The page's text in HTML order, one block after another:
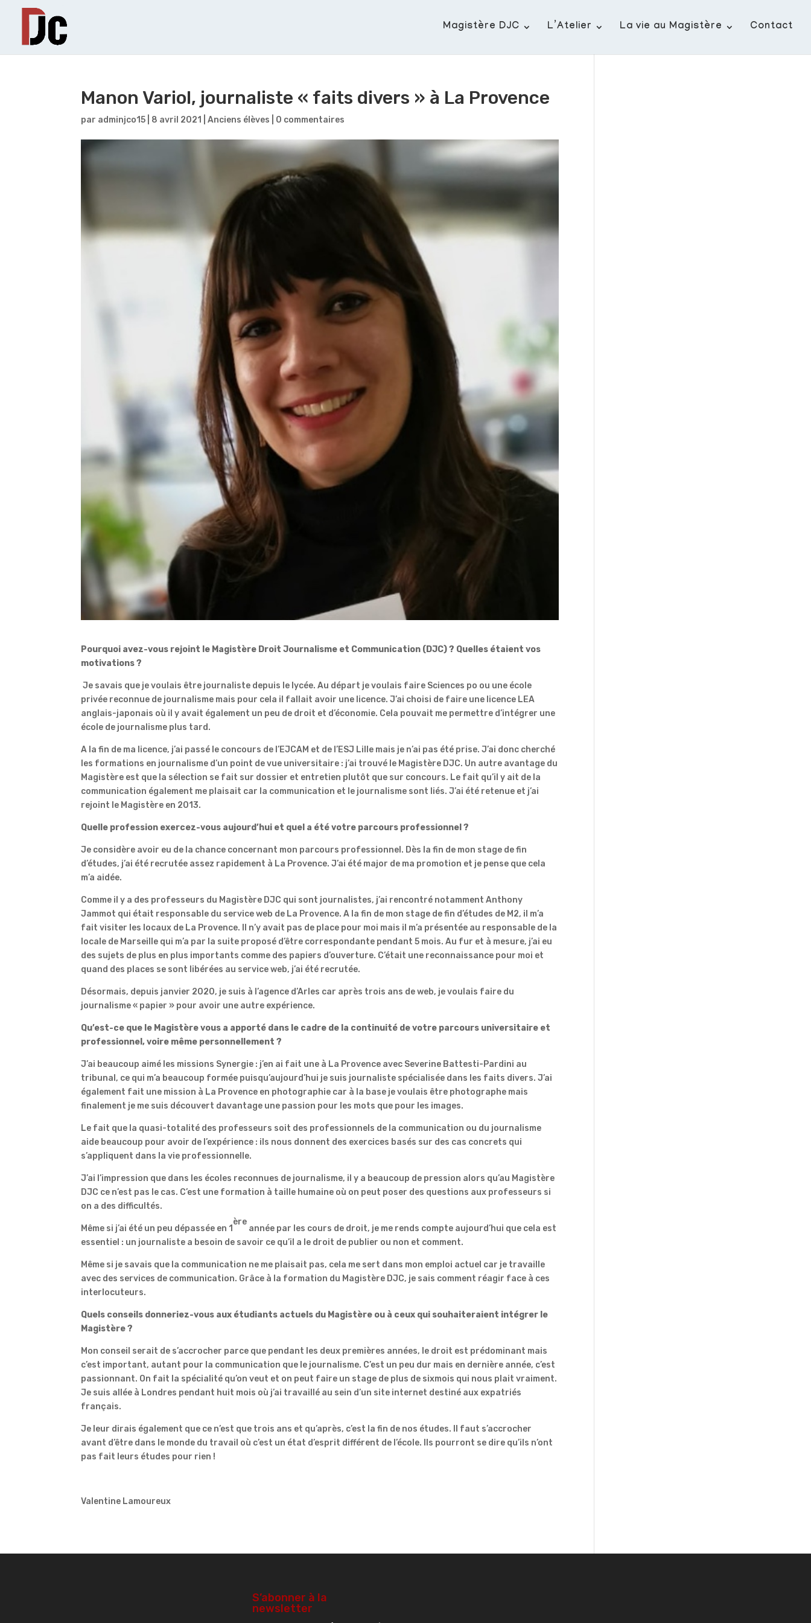
Magistère DJC L’Atelier La vie au Magistère Contact
Manon Variol, journaliste « faits divers » à La Provence
par adminjco15 8 avril 2021 |Anciens élèves 0 commentaires
Pourquoi avez-vous rejoint le Magistère Droit Journalisme et Communication (DJC) ? Quelles étaient vos
motivations ?
Je savais que je voulais être journaliste depuis le lycée. Au départ je voulais faire Sciences po ou une école
privée reconnue de journalisme mais pour cela il fallait avoir une licence. J’ai choisi de faire une licence LEA
anglais-japonais où il y avait également un peu de droit et d’économie. Cela pouvait me permettre d’intégrer une
école de journalisme plus tard.
A la fin de ma licence, j’ai passé le concours de l’EJCAM et de l’ESJ Lille mais je n’ai pas été prise. J’ai donc cherché
les formations en journalisme d’un point de vue universitaire : j’ai trouvé le Magistère DJC. Un autre avantage du
Magistère est que la sélection se fait sur dossier et entretien plutôt que sur concours. Le fait qu’il y ait de la
communication également me plaisait car la communication et le journalisme sont liés. J’ai été retenue et j’ai
rejoint le Magistère en 2013.
Quelle profession exercez-vous aujourd’hui et quel a été votre parcours professionnel ?
Je considère avoir eu de la chance concernant mon parcours professionnel. Dès la fin de mon stage de fin
d’études, j’ai été recrutée assez rapidement à La Provence. J’ai été major de ma promotion et je pense que cela
m’a aidée.
Comme il y a des professeurs du Magistère DJC qui sont journalistes, j’ai rencontré notamment Anthony
Jammot qui était responsable du service web de La Provence. A la fin de mon stage de fin d’études de M2, il m’a
fait visiter les locaux de La Provence. Il n’y avait pas de place pour moi mais il m’a présentée au responsable de la
locale de Marseille qui m’a par la suite proposé d’être correspondante pendant 5 mois. Au fur et à mesure, j’ai eu
des sujets de plus en plus importants comme des papiers d’ouverture. C’était une reconnaissance pour moi et
quand des places se sont libérées au service web, j’ai été recrutée.
Désormais, depuis janvier 2020, je suis à l’agence d’Arles car après trois ans de web, je voulais faire du
journalisme « papier » pour avoir une autre expérience.
Qu’est-ce que le Magistère vous a apporté dans le cadre de la continuité de votre parcours universitaire et
professionnel, voire même personnellement ?
J’ai beaucoup aimé les missions Synergie : j’en ai fait une à La Provence avec Severine Battesti-Pardini au
tribunal, ce qui m’a beaucoup formée puisqu’aujourd’hui je suis journaliste spécialisée dans les faits divers. J’ai
également fait une mission à La Provence en photographie car à la base je voulais être photographe mais
finalement je me suis découvert davantage une passion pour les mots que pour les images.
Le fait que la quasi-totalité des professeurs soit des professionnels de la communication ou du journalisme
aide beaucoup pour avoir de l’expérience : ils nous donnent des exercices basés sur des cas concrets qui
s’appliquent dans la vie professionnelle.
J’ai l’impression que dans les écoles reconnues de journalisme, il y a beaucoup de pression alors qu’au Magistère
DJC ce n’est pas le cas. C’est une formation à taille humaine où on peut poser des questions aux professeurs si
on a des difficultés.
Même si j’ai été un peu dépassée en 1
ère
année par les cours de droit, je me rends compte aujourd’hui que cela est
essentiel : un journaliste a besoin de savoir ce qu’il a le droit de publier ou non et comment.
Même si je savais que la communication ne me plaisait pas, cela me sert dans mon emploi actuel car je travaille
avec des services de communication. Grâce à la formation du Magistère DJC, je sais comment réagir face à ces
interlocuteurs.
Quels conseils donneriez-vous aux étudiants actuels du Magistère ou à ceux qui souhaiteraient intégrer le
Magistère ?
Mon conseil serait de s’accrocher parce que pendant les deux premières années, le droit est prédominant mais
c’est important, autant pour la communication que le journalisme. C’est un peu dur mais en dernière année, c’est
passionnant. On fait la spécialité qu’on veut et on peut faire un stage de plus de sixmois qui nous plait vraiment.
Je suis allée à Londres pendant huit mois où j’ai travaillé au sein d’un site internet destiné aux expatriés
français.
Je leur dirais également que ce n’est que trois ans et qu’après, c’est la fin de nos études. Il faut s’accrocher
avant d’être dans le monde du travail où c’est un état d’esprit différent de l’école. Ils pourront se dire qu’ils n’ont
pas fait leurs études pour rien !
Valentine Lamoureux
S’abonner à la
newsletter